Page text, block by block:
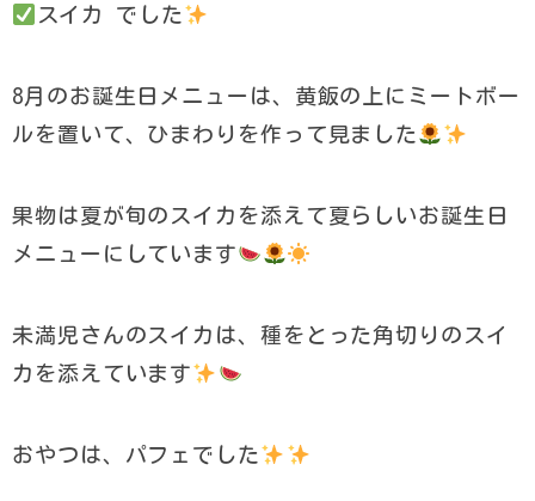
スイカ でした
8月のお誕生日メニューは、黄飯の上にミートボー
ルを置いて、ひまわりを作って見ました
果物は夏が旬のスイカを添えて夏らしいお誕生日
メニューにしています
未満児さんのスイカは、種をとった角切りのスイ
カを添えています
おやつは、パフェでした